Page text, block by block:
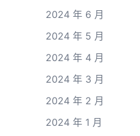
2024 年 6 月
2024 年 5 月
2024 年 4 月
2024 年 3 月
2024 年 2 月
2024 年 1 月